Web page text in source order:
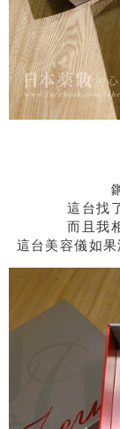
這台找
而且我
這台美容儀如